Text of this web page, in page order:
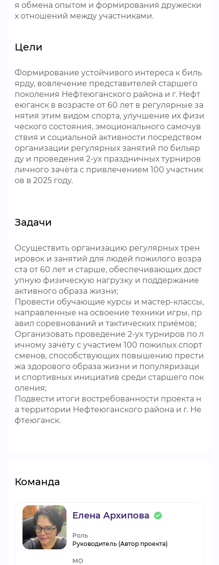
я обмена опытом и формирования дружески
х отношений между участниками.
Цели
Формирование устойчивого интереса к биль
ярду, вовлечение представителей старшего
поколения Нефтеюганского района и г. Нефт
еюганск в возрасте от 60 лет в регулярные за
нятия этим видом спорта, улучшение их физи
ческого состояния, эмоционального самочув
ствия и социальной активности посредством
организации регулярных занятий по бильяр
ду и проведения 2-ух праздничных турниров
личного зачёта с привлечением 100 участник
ов в 2025 году.
Задачи
Осуществить организацию регулярных трен
ировок и занятий для людей пожилого возра
ста от 60 лет и старше, обеспечивающих дост
упную физическую нагрузку и поддержание
активного образа жизни;
Провести обучающие курсы и мастер-классы,
направленные на освоение техники игры, пр
авил соревнований и тактических приёмов;
Организовать проведение 2-ух турниров по л
ичному зачёту с участием 100 пожилых спорт
сменов, способствующих повышению прести
жа здорового образа жизни и популяризаци
и спортивных инициатив среди старшего пок
оления;
Подвести итоги востребованности проекта н
а территории Нефтеюганского района и г. Не
фтеюганск.
Команда
Елена Архипова
Роль
Руководитель (Автор проекта)
МО